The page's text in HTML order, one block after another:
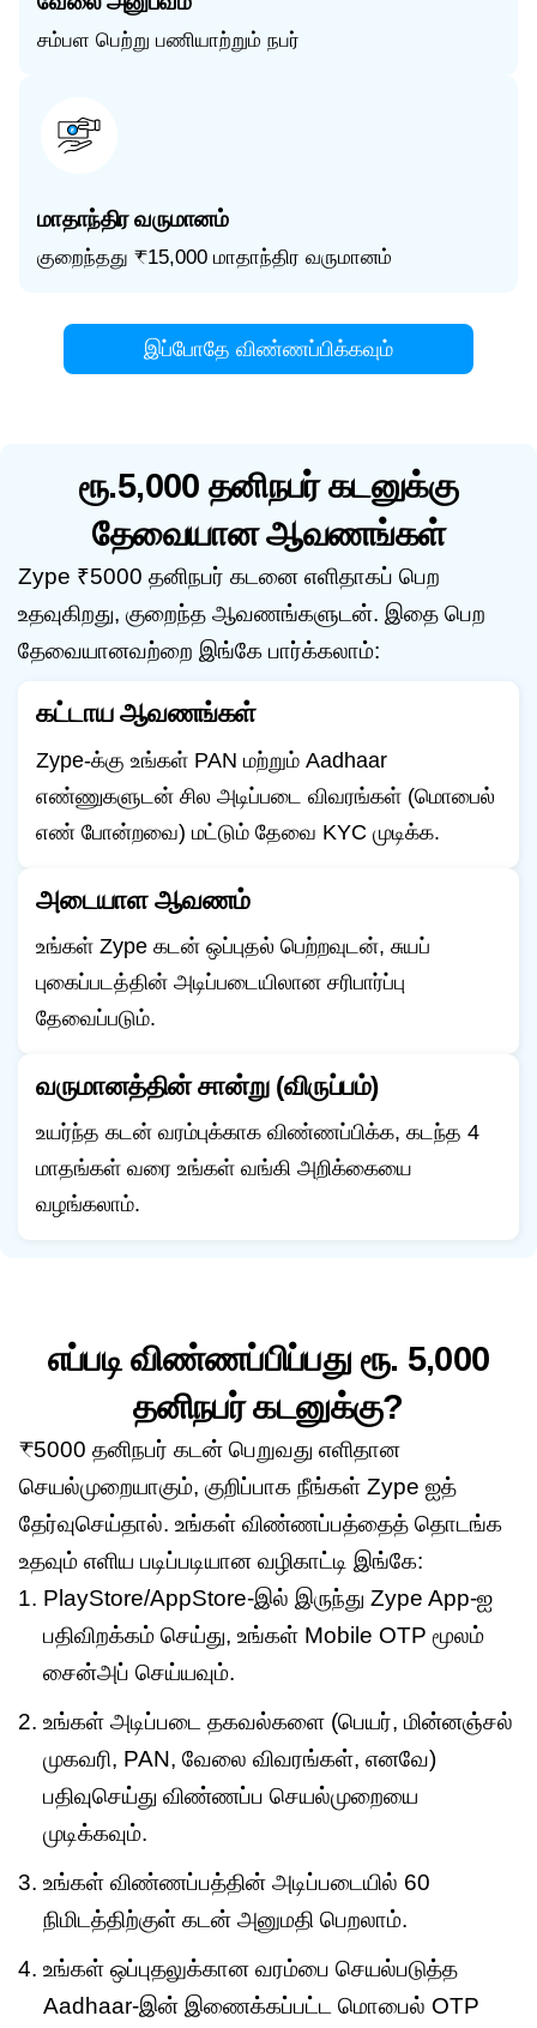
சம்பள பெற்று பணியாற்றும் நபர்
மாதாந்திர வருமானம்
குறைந்தது ₹15,000 மாதாந்திர வருமானம்
இப்போதே விண்ணப்பிக்கவும்
ரூ.5,000 தனிநபர் கடனுக்கு
தேவையான ஆவணங்கள்
Zype ₹5000 தனிநபர் கடனை எளிதாகப் பெற
உதவுகிறது, குறைந்த ஆவணங்களுடன். இதை பெற
தேவையானவற்றை இங்கே பார்க்கலாம்:
கட்டாய ஆவணங்கள்
Zype-க்கு உங்கள் PAN மற்றும் Aadhaar
எண்ணுகளுடன் சில அடிப்படை விவரங்கள் (மொபைல்
எண் போன்றவை) மட்டும் தேவை KYC முடிக்க.
அடையாள ஆவணம்
உங்கள் Zype கடன் ஒப்புதல் பெற்றவுடன், சுயப்
புகைப்படத்தின் அடிப்படையிலான சரிபார்ப்பு
தேவைப்படும்.
வருமானத்தின் சான்று (விருப்பம்)
உயர்ந்த கடன் வரம்புக்காக விண்ணப்பிக்க, கடந்த 4
மாதங்கள் வரை உங்கள் வங்கி அறிக்கையை
வழங்கலாம்.
எப்படி விண்ணப்பிப்பது ரூ. 5,000
தனிநபர் கடனுக்கு?
₹5000 தனிநபர் கடன் பெறுவது எளிதான
செயல்முறையாகும், குறிப்பாக நீங்கள் Zype ஐத்
தேர்வுசெய்தால். உங்கள் விண்ணப்பத்தைத் தொடங்க
உதவும் எளிய படிப்படியான வழிகாட்டி இங்கே:
PlayStore/AppStore-இல் இருந்து Zype App-ஐ
பதிவிறக்கம் செய்து, உங்கள் Mobile OTP மூலம்
சைன்அப் செய்யவும்.
உங்கள் அடிப்படை தகவல்களை (பெயர், மின்னஞ்சல்
முகவரி, PAN, வேலை விவரங்கள், எனவே)
பதிவுசெய்து விண்ணப்ப செயல்முறையை
முடிக்கவும்.
உங்கள் விண்ணப்பத்தின் அடிப்படையில் 60
நிமிடத்திற்குள் கடன் அனுமதி பெறலாம்.
உங்கள் ஒப்புதலுக்கான வரம்பை செயல்படுத்த
Aadhaar-இன் இணைக்கப்பட்ட மொபைல் OTP